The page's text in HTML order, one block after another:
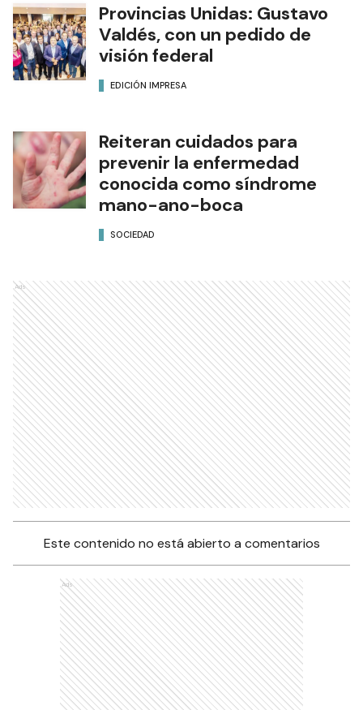
Provincias Unidas: Gustavo
Valdés, con un pedido de
visión federal
EDICIÓN IMPRESA
Reiteran cuidados para
prevenir la enfermedad
conocida como síndrome
mano-ano-boca
SOCIEDAD
Ads
Este contenido no está abierto a comentarios
Ads